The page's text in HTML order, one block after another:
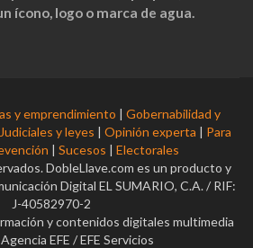
ícono, logo o marca de agua.
y emprendimiento | Gobernabilidad y
Judiciales y leyes | Opinión experta | Para
| Sucesos | Electorales
DobleLlave.com es un producto y
Digital EL SUMARIO, C.A. / RIF:
J-40582970-2
y contenidos digitales multimedia
EFE / EFE Servicios